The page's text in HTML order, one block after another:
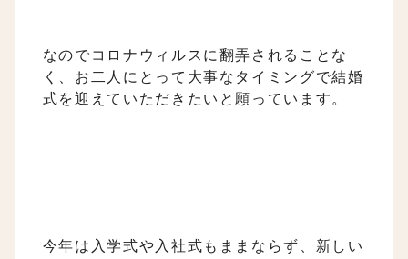
なのでコロナウィルスに翻弄されることな
く、お二人にとって大事なタイミングで結婚
式を迎えていただきたいと願っています。
今年は入学式や入社式もままならず、 新しい